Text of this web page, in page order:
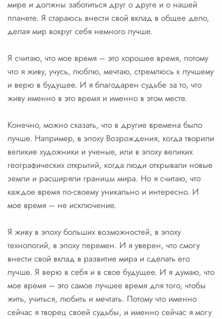
мире и должны заботиться друг о друге и о нашей
планете. Я стараюсь внести свой вклад в общее дело,
делая мир вокруг себя немного лучше.
Я считаю, что мое время – это хорошее время, потому
что я живу, учусь, люблю, мечтаю, стремлюсь к лучшему
и верю в будущее. И я благодарен судьбе за то, что
живу именно в это время и именно в этом месте.
Конечно, можно сказать, что в другие времена было
лучше. Например, в эпоху Возрождения, когда творили
великие художники и ученые, или в эпоху великих
географических открытий, когда люди открывали новые
земли и расширяли границы мира. Но я считаю, что
каждое время по-своему уникально и интересно. И
мое время – не исключение.
Я живу в эпоху больших возможностей, в эпоху
технологий, в эпоху перемен. И я уверен, что смогу
внести свой вклад в развитие мира и сделать его
лучше. Я верю в себя и в свое будущее. И я думаю, что
мое время – это самое лучшее время для того, чтобы
жить, учиться, любить и мечтать. Потому что именно
сейчас я творец своей судьбы, и именно сейчас я могу